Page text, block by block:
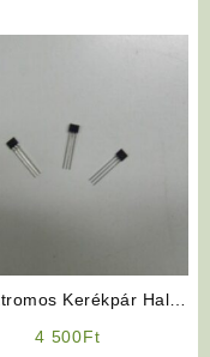
Kerékpár Hal
4 500Ft